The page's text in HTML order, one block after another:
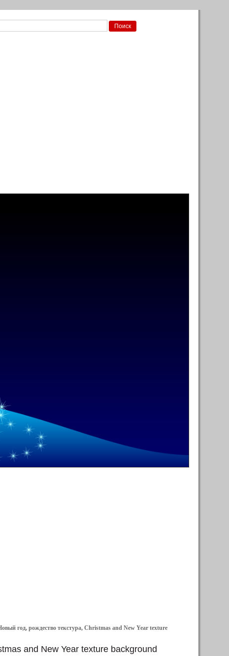
год, рождество текстура, Christmas and New Year texture
and New Year texture background